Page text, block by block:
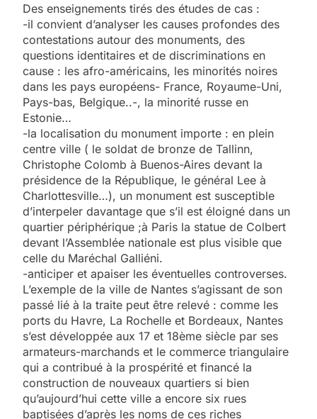
Des enseignements tirés des études de cas :
-il convient d’analyser les causes profondes des
contestations autour des monuments, des
questions identitaires et de discriminations en
cause : les afro-américains, les minorités noires
dans les pays européens- France, Royaume-Uni,
Pays-bas, Belgique..-, la minorité russe en
Estonie…
-la localisation du monument importe : en plein
centre ville ( le soldat de bronze de Tallinn,
Christophe Colomb à Buenos-Aires devant la
présidence de la République, le général Lee à
Charlottesville…), un monument est susceptible
d’interpeler davantage que s’il est éloigné dans un
quartier périphérique ;à Paris la statue de Colbert
devant l’Assemblée nationale est plus visible que
celle du Maréchal Galliéni.
-anticiper et apaiser les éventuelles controverses.
L’exemple de la ville de Nantes s’agissant de son
passé lié à la traite peut être relevé : comme les
ports du Havre, La Rochelle et Bordeaux, Nantes
s’est développée aux 17 et 18ème siècle par ses
armateurs-marchands et le commerce triangulaire
qui a contribué à la prospérité et financé la
construction de nouveaux quartiers si bien
qu’aujourd’hui cette ville a encore six rues
baptisées d’après les noms de ces riches